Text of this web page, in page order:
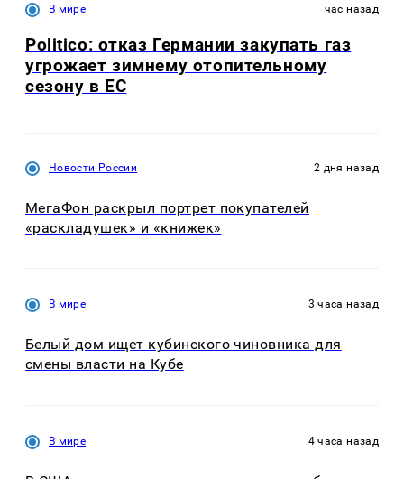
В мире час назад
Politico: отказ Германии закупать газ
угрожает зимнему отопительному
сезону в ЕС
Новости России 2 дня назад
МегаФон раскрыл портрет покупателей
«раскладушек» и «книжек»
В мире 3 часа назад
Белый дом ищет кубинского чиновника для
смены власти на Кубе
В мире 4 часа назад